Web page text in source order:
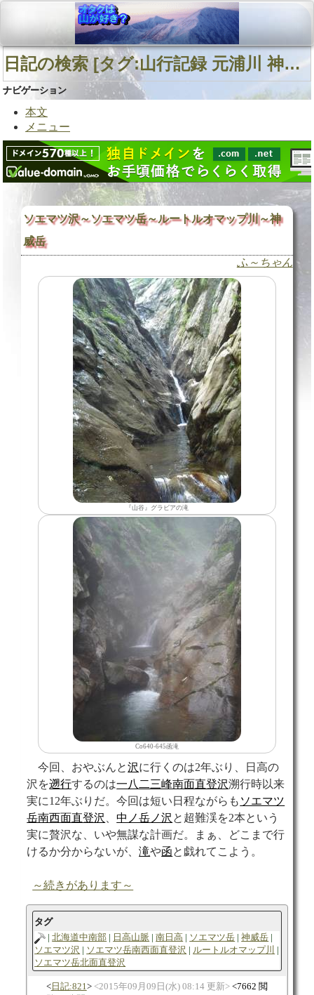
日記の検索 [タグ:山行記録 元浦川 神威岳北東面直登沢 歴舟川] 01～01(01件中)
ナビゲーション
本文
メニュー
ソエマツ沢～ソエマツ岳～ルートルオマップ川～神
威岳
ふ～ちゃん
『山谷』グラビアの滝
Co640-645函滝
今回、おやぶんと沢に行くのは2年ぶり、日高の
沢を遡行するのは一八二三峰南面直登沢溯行時以来
実に12年ぶりだ。今回は短い日程ながらも ソエマツ
岳南西面直登沢
、中ノ岳ノ沢 と超難渓を2本という
実に贅沢な、いや無謀な計画だ。まぁ、どこまで行
けるか分からないが、滝や函と戯れてこよう。
～続きがあります～
タグ
北海道中南部
日高山脈 南日高 ソエマツ岳
神威岳
ソエマツ沢
ソエマツ岳南西面直登沢
ルートルオマップ川
ソエマツ岳北面直登沢
日記:821 2015年09月09日(水) 08:14 更新
7662 閲